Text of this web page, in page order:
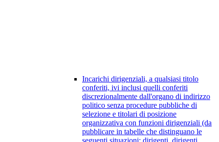
Incarichi dirigenziali, a qualsiasi titolo
conferiti, ivi inclusi quelli conferiti
discrezionalmente dall'organo di indirizzo
politico senza procedure pubbliche di
selezione e titolari di posizione
organizzativa con funzioni dirigenziali (da
pubblicare in tabelle che distinguano le